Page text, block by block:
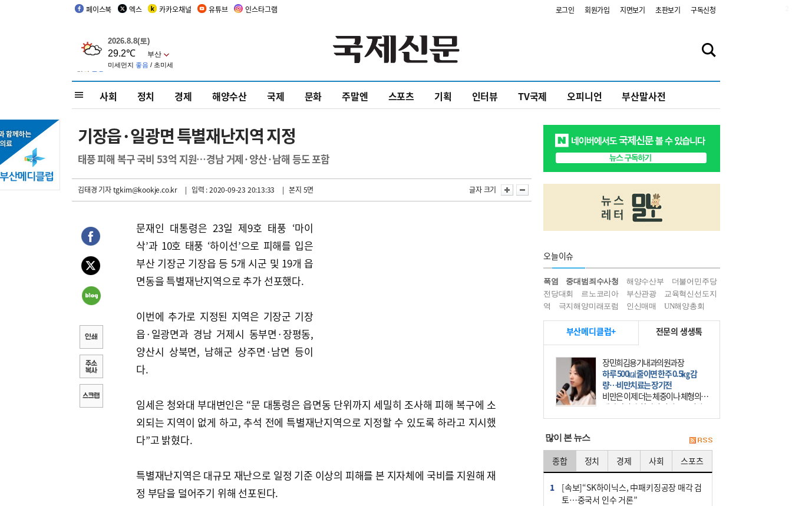
페이스북 엑스 카카오채널 유튜브 인스타그램 로그인 회원가입 지면보기 초판보기 구독신청
사회 정치 경제 해양수산 국제 문화 주말엔 스포츠 기획 인터뷰 TV국제 오피니언 부산말사전
기장읍·일광면 특별재난지역 지정
태풍 피해 복구 국비 53억 지원…경남 거제·양산·남해 등도 포함
김태경 기자tgkim@kookje.co.kr | 입력 : 2020-09-23 20:13:33 | 본지 5면 글자 크기
문재인 대통령은 23일 제9호 태풍 ‘마이
삭’과 10호 태풍 ‘하이선’으로 피해를 입은
부산 기장군 기장읍 등 5개 시군 및 19개 읍
면동을 특별재난지역으로 추가 선포했다.
이번에 추가로 지정된 지역은 기장군 기장
읍·일광면과 경남 거제시 동부면·장평동,
양산시 상북면, 남해군 상주면·남면 등이
다.
임세은 청와대 부대변인은 “문 대통령은 읍면동 단위까지 세밀히 조사해 피해 복구에 소
외되는 지역이 없게 하고, 추석 전에 특별재난지역으로 지정할 수 있도록 하라고 지시했
다”고 밝혔다.
특별재난지역은 대규모 재난으로 일정 기준 이상의 피해를 본 지자체에 국비를 지원해 재
정 부담을 덜어주기 위해 선포된다.
오늘이슈
폭염 중대범죄수사청 해양수산부
더불어민주당
전당대회
르노코리아 부산관광
교육혁신선도지
역
극지해양미래포럼 인신매매 UN해양총회
부산메디클럽+ 전문의 생생톡
장민희김용기내과의원과장
하루 500㎉ 줄이면 한주 0.5㎏ 감
량…비만치료는 장기전
비만은 이제 더는 체중이나 체형의 문
제가 아니다. 하나의 질병으로 인지
하고 치료와 관리를 해야 한다. 세계
많이 본 뉴스
종합 정치 경제 사회 스포츠
1
[속보]“SK하이닉스, 中패키징공장 매각 검
토…중국서 인수 거론”